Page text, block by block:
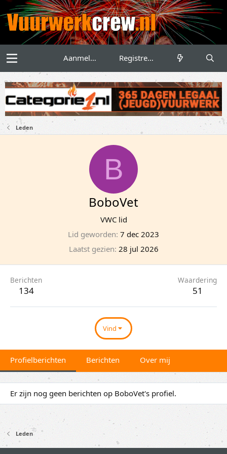
Aanmelden Registreren
Leden
B
BoboVet
VWC lid
Lid geworden 7 dec 2023
Laatst gezien 28 jul 2026
Berichten
134
Waardering
51
Vind
Profielberichten Berichten Over mij
Er zijn nog geen berichten op BoboVet's profiel.
Leden